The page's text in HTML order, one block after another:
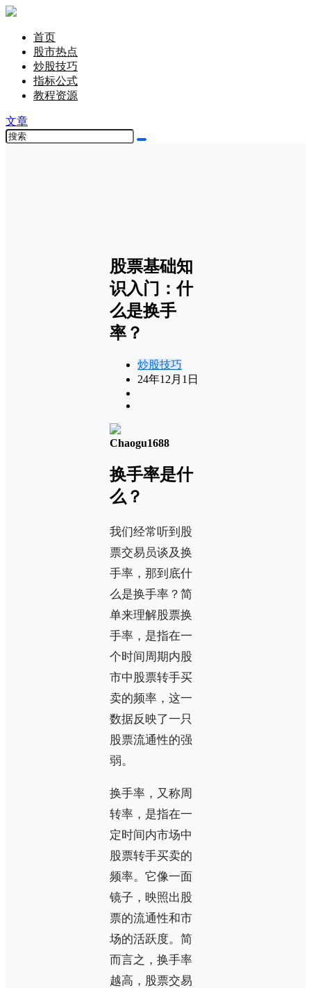
首页
股市热点
炒股技巧
指标公式
教程资源
文章
股票基础知
识入门：什
么是换手
率？
炒股技巧
24年12月1日
Chaogu1688
换手率是什
么？
我们经常听到股
票交易员谈及换
手率，那到底什
么是换手率？简
单来理解股票换
手率，是指在一
个时间周期内股
市中股票转手买
卖的频率，这一
数据反映了一只
股票流通性的强
弱。
换手率，又称周
转率，是指在一
定时间内市场中
股票转手买卖的
频率。它像一面
镜子，映照出股
票的流通性和市
场的活跃度。简
而言之，换手率
越高，股票交易